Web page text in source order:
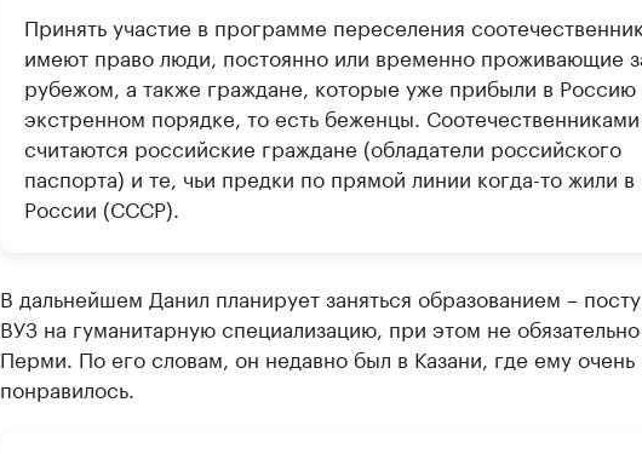
Принять участие в программе переселения
имеют право люди, постоянно или временно проживающие
рубежом, а также граждане, которые уже прибыли в Россию
экстренном порядке, то есть беженцы. Соотечественниками
считаются российские граждане (обладатели российского
паспорта) и те, чьи предки по прямой линии когда-то жили в
России (СССР).
В дальнейшем Данил планирует заняться образованием –
ВУЗ на гуманитарную специализацию, при этом не
Перми. По его словам, он недавно был в Казани, где ему очень
понравилось.